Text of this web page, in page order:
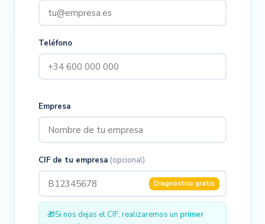
Teléfono
Empresa
CIF de tu empresa (opcional)
Diagnóstico gratis
🎁Si nos dejas el CIF, realizaremos un primer